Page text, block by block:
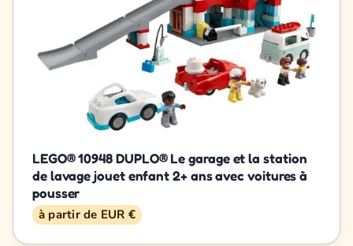
LEGO® 10948 DUPLO® Le garage et la station
de lavage jouet enfant 2+ ans avec voitures à
pousser
à partir de EUR €